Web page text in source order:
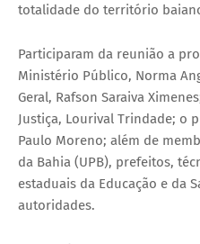
totalidade do território
Participaram da reunião a
Ministério Público, Norma
Geral, Rafson Saraiva
Justiça, Lourival Trindade; o
Paulo Moreno; além de
da Bahia (UPB), prefeitos,
estaduais da Educação e da
autoridades.